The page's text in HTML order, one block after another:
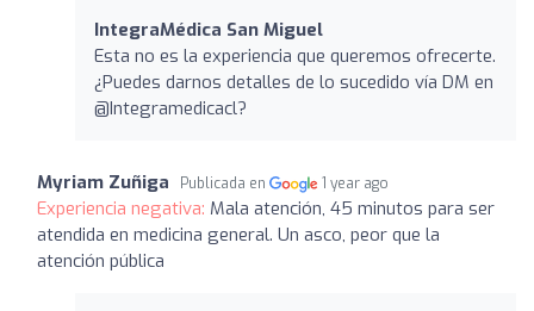
IntegraMédica San Miguel
Esta no es la experiencia que queremos ofrecerte.
¿Puedes darnos detalles de lo sucedido vía DM en
@Integramedicacl?
Myriam Zuñiga Publicada en 1 year ago
Experiencia negativa: Mala atención, 45 minutos para ser
atendida en medicina general. Un asco, peor que la
atención pública